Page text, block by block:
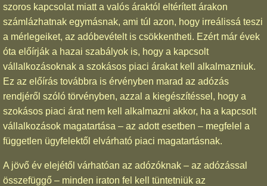
szoros kapcsolat miatt a valós áraktól eltérített árakon
számlázhatnak egymásnak, ami túl azon, hogy irreálissá teszi
a mérlegeiket, az adóbevételt is csökkentheti. Ezért már évek
óta előírják a hazai szabályok is, hogy a kapcsolt
vállalkozásoknak a szokásos piaci árakat kell alkalmazniuk.
Ez az előírás továbbra is érvényben marad az adózás
rendjéről szóló törvényben, azzal a kiegészítéssel, hogy a
szokásos piaci árat nem kell alkalmazni akkor, ha a kapcsolt
vállalkozások magatartása – az adott esetben – megfelel a
független ügyfelektől elvárható piaci magatartásnak.
A jövő év elejétől várhatóan az adózóknak – az adózással
összefüggő – minden iraton fel kell tüntetniük az